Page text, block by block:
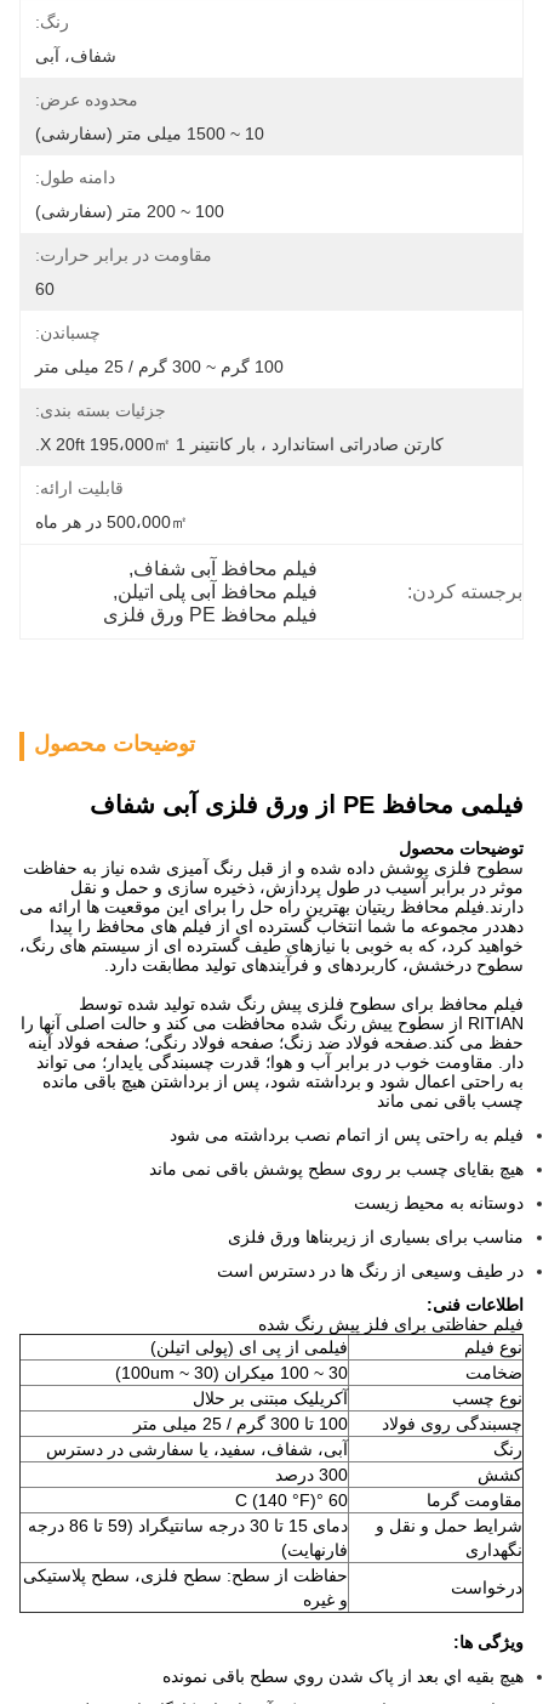
رنگ:
شفاف، آبی
محدوده عرض:
10 ~ 1500 میلی متر (سفارشی)
دامنه طول:
100 ~ 200 متر (سفارشی)
مقاومت در برابر حرارت:
60
چسباندن:
100 گرم ~ 300 گرم / 25 میلی متر
جزئیات بسته بندی:
کارتن صادراتی استاندارد ، بار کانتینر 1 X 20ft 195،000㎡.
قابلیت ارائه:
500،000㎡ در هر ماه
برجسته کردن:
فیلم محافظ آبی شفاف ,
فیلم محافظ آبی پلی اتیلن,
فیلم محافظ PE ورق فلزی
توضیحات محصول
فیلمی محافظ PE از ورق فلزی آبی شفاف
توضیحات محصول
سطوح فلزی پوشش داده شده و از قبل رنگ آمیزی شده نیاز به حفاظت
موثر در برابر آسیب در طول پردازش، ذخیره سازی و حمل و نقل
دارند.فیلم محافظ ریتیان بهترین راه حل را برای این موقعیت ها ارائه می
دهددر مجموعه ما شما انتخاب گسترده ای از فیلم های محافظ را پیدا
خواهید کرد، که به خوبی با نیازهای طیف گسترده ای از سیستم های رنگ،
سطوح درخشش، کاربردهای و فرآیندهای تولید مطابقت دارد.
فیلم محافظ برای سطوح فلزی پیش رنگ شده تولید شده توسط
RITIAN از سطوح پیش رنگ شده محافظت می کند و حالت اصلی آنها را
حفظ می کند.صفحه فولاد ضد زنگ؛ صفحه فولاد رنگی؛ صفحه فولاد آینه
دار. مقاومت خوب در برابر آب و هوا؛ قدرت چسبندگی پایدار؛ می تواند
به راحتی اعمال شود و برداشته شود، پس از برداشتن هیچ باقی مانده
چسب باقی نمی ماند
فیلم به راحتی پس از اتمام نصب برداشته می شود
هیچ بقایای چسب بر روی سطح پوشش باقی نمی ماند
دوستانه به محیط زیست
مناسب برای بسیاری از زیربناها ورق فلزی
در طیف وسیعی از رنگ ها در دسترس است
اطلاعات فنی:
فیلم حفاظتی برای فلز پیش رنگ شده
نوع فیلم
فیلمی از پی ای (پولی اتیلن)
ضخامت
30 ~ 100 میکران (30 ~ 100um)
نوع چسب
آکریلیک مبتنی بر حلال
چسبندگی روی فولاد
100 تا 300 گرم / 25 میلی متر
رنگ
آبی، شفاف، سفید، یا سفارشی در دسترس
کشش
300 درصد
مقاومت گرما
60 °C (140 °F)
شرایط حمل و نقل و
نگهداری
دمای 15 تا 30 درجه سانتیگراد (59 تا 86 درجه
فارنهایت)
درخواست
حفاظت از سطح: سطح فلزی، سطح پلاستیکی
و غیره
ویژگی ها:
هيچ بقيه اي بعد از پاک شدن روي سطح باقی نمونده